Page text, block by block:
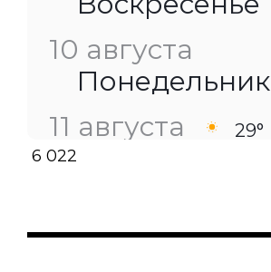
10 августа
Понедельник
11 августа
29°
31°
6 022